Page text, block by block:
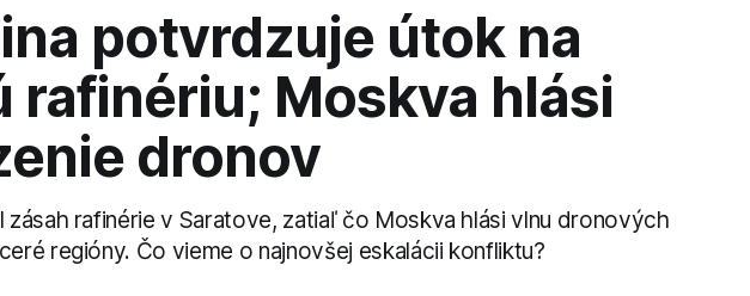
potvrdzuje útok na
rafinériu; Moskva hlási
dronov
zásah rafinérie v Saratove, zatiaľ čo Moskva hlási vlnu dronových
regióny. Čo vieme o najnovšej eskalácii konfliktu?